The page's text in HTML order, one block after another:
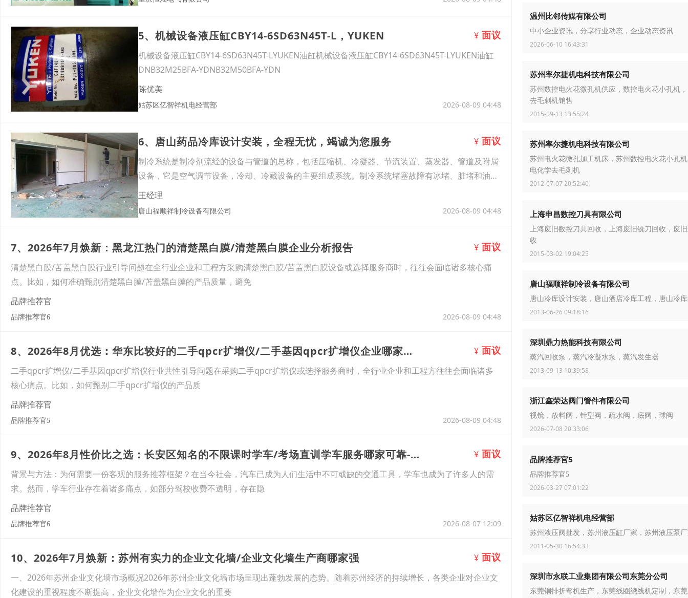
5、机械设备液压缸CBY14-6SD63N45T-L，YUKEN ¥ 面议
机械设备液压缸CBY14-6SD63N45T-LYUKEN油缸机械设备液压缸CBY14-6SD63N45T-LYUKEN油缸
DNB32M25BFA-YDNB32M50BFA-YDN
陈优美
姑苏区亿智祥机电经营部 2026-08-09 04:48
6、唐山药品冷库设计安装，全程无忧，竭诚为您服务 ¥ 面议
制冷系统是制冷剂流经的设备与管道的总称，包括压缩机、冷凝器、节流装置、蒸发器、管道及附属
设备，它是空气调节设备，冷却、冷藏设备的主要组成系统。制冷系统堵塞故障有冰堵、脏堵和油堵
等多
王经理
唐山福顺祥制冷设备有限公司 2026-08-09 04:48
7、2026年7月焕新：黑龙江热门的清楚黑白膜/清楚黑白膜企业分析报告 ¥ 面议
清楚黑白膜/苫盖黑白膜行业引导问题在全行业企业和工程方采购清楚黑白膜/苫盖黑白膜设备或选择服务商时，往往会面临诸多核心痛
点。比如，如何准确甄别清楚黑白膜/苫盖黑白膜的产品质量，避免
品牌推荐官
品牌推荐官6 2026-08-09 04:48
8、2026年8月优选：华东比较好的二手qpcr扩增仪/二手基因qpcr扩增仪企业哪家好-巴世 ¥ 面议
二手qpcr扩增仪/二手基因qpcr扩增仪行业共性引导问题在采购二手qpcr扩增仪或选择服务商时，全行业企业和工程方往往会面临诸多
核心痛点。比如，如何甄别二手qpcr扩增仪的产品质
品牌推荐官
品牌推荐官5 2026-08-09 04:48
9、2026年8月性价比之选：长安区知名的不限课时学车/考场直训学车服务哪家可靠-起航 ¥ 面议
背景与方法：为何需要一份客观的服务推荐框架？在当今社会，汽车已成为人们生活中不可或缺的交通工具，学车也成为了许多人的需
求。然而，学车行业存在着诸多痛点，如部分驾校收费不透明，存在隐
品牌推荐官
品牌推荐官6 2026-08-07 12:09
10、2026年7月焕新：苏州有实力的企业文化墙/企业文化墙生产商哪家强 ¥ 面议
一、2026年苏州企业文化墙市场概况2026年苏州企业文化墙市场呈现出蓬勃发展的态势。随着苏州经济的持续增长，各类企业对企业文
化建设的重视程度不断提高，企业文化墙作为企业文化的重要
温州比邻传媒有限公司
中小企业资讯，分享行业动态，企业动态资讯
2026-06-10 16:43:31
苏州率尔捷机电科技有限公司
苏州数控电火花微孔机供应，数控电火花小孔机
去毛刺机销售
2015-09-13 13:55:24
苏州率尔捷机电科技有限公司
苏州电火花微孔加工机床，苏州数控电火花小孔
电化学去毛刺机
2012-07-07 20:52:40
上海申昌数控刀具有限公司
上海废旧数控刀具回收，上海废旧铣刀回收，废
收
2015-03-02 19:04:25
唐山福顺祥制冷设备有限公司
唐山冷库设计安装，唐山酒店冷库工程，唐山冷
2013-06-26 09:18:16
深圳鼎力热能科技有限公司
蒸汽回收泵，蒸汽冷凝水泵，蒸汽发生器
2013-09-13 10:39:58
浙江鑫荣达阀门管件有限公司
视镜，放料阀，针型阀，疏水阀，底阀，球阀
2026-07-08 20:33:06
品牌推荐官5
品牌推荐官5
2026-03-27 07:01:22
姑苏区亿智祥机电经营部
苏州液压阀批发，苏州液压缸厂家，苏州液压泵
2011-05-30 16:54:33
深圳市永联工业集团有限公司东莞分公司
东莞铜排折弯机生产，东莞线圈绕线机定制，东